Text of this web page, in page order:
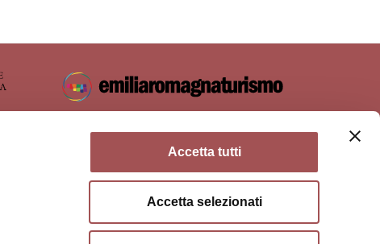
Accetta tutti
Accetta selezionati